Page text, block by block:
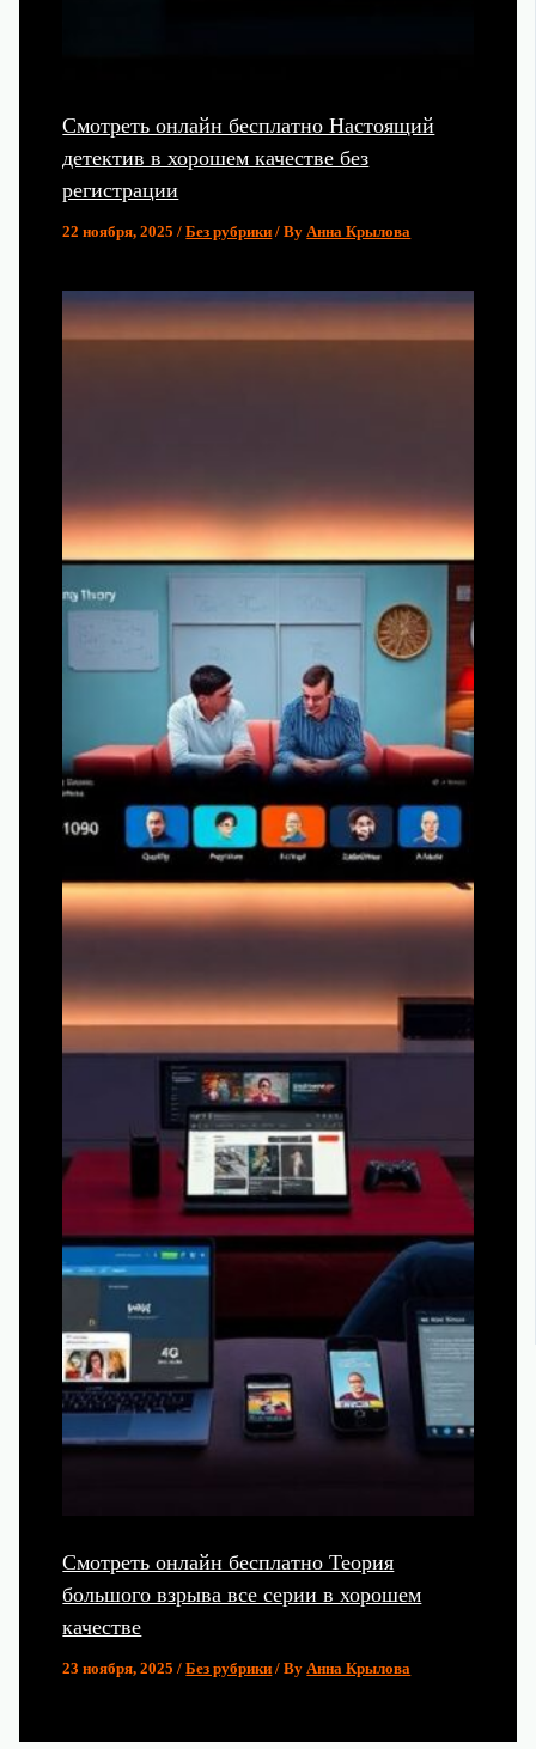
Смотреть онлайн бесплатно Настоящий
детектив в хорошем качестве без
регистрации
22 ноября, 2025/Без рубрики / ByАнна Крылова
Смотреть онлайн бесплатно Теория
большого взрыва все серии в хорошем
качестве
23 ноября, 2025/Без рубрики / By Анна Крылова